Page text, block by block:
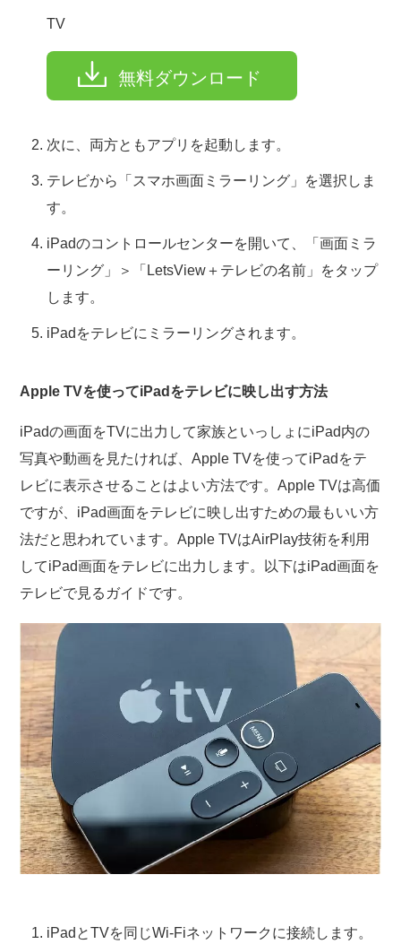
TV
無料ダウンロード
次に、両方ともアプリを起動します。
テレビから「スマホ画面ミラーリング」を選択しま
す。
iPadのコントロールセンターを開いて、「画面ミラ
ーリング」＞「LetsView＋テレビの名前」をタップ
します。
iPadをテレビにミラーリングされます。
Apple TVを使ってiPadをテレビに映し出す方法
iPadの画面をTVに出力して家族といっしょにiPad内の
写真や動画を見たければ、Apple TVを使ってiPadをテ
レビに表示させることはよい方法です。Apple TVは高価
ですが、iPad画面をテレビに映し出すための最もいい方
法だと思われています。Apple TVはAirPlay技術を利用
してiPad画面をテレビに出力します。以下はiPad画面を
テレビで見るガイドです。
iPadとTVを同じWi-Fiネットワークに接続します。